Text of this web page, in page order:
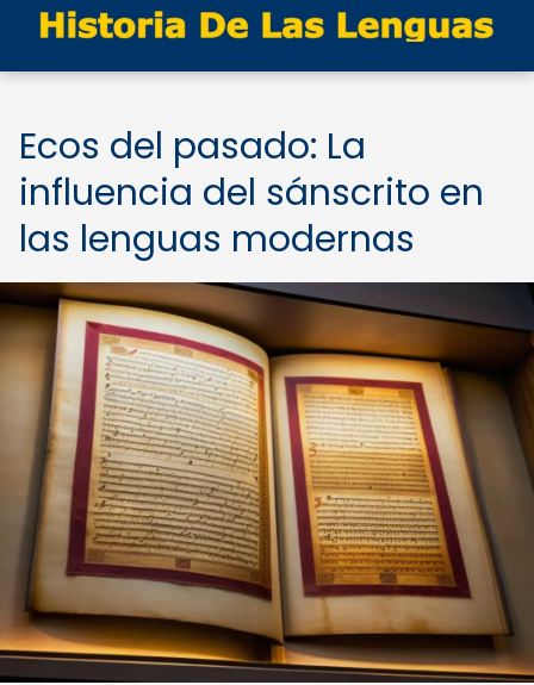
Ecos del pasado: La
influencia del sánscrito en
las lenguas modernas